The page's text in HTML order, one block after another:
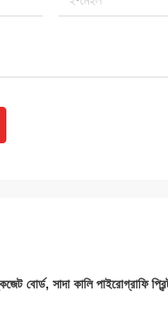
বোর্ড, সাদা কালি পাইরোগ্রাফি